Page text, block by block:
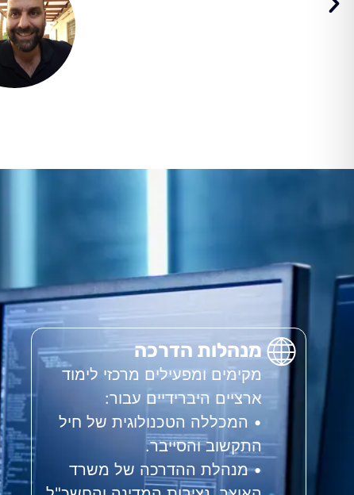
מנהלות הדרכה
מקימים ומפעילים מרכזי לימוד
ארציים היברידיים עבור:
• המכללה הטכנולוגית של חיל
התקשוב והסייבר.
• מנהלת ההדרכה של משרד